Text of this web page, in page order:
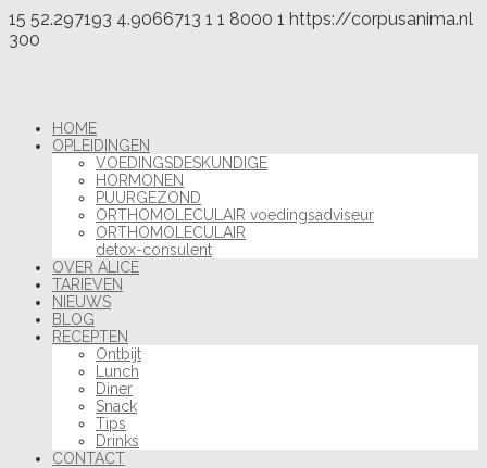
15 52.297193 4.9066713 1 1 8000 1 https://corpusanima.nl
300
HOME
OPLEIDINGEN
VOEDINGSDESKUNDIGE
HORMONEN
PUURGEZOND
ORTHOMOLECULAIR voedingsadviseur
ORTHOMOLECULAIR
detox-consulent
OVER ALICE
TARIEVEN
NIEUWS
BLOG
RECEPTEN
Ontbijt
Lunch
Diner
Snack
Tips
Drinks
CONTACT